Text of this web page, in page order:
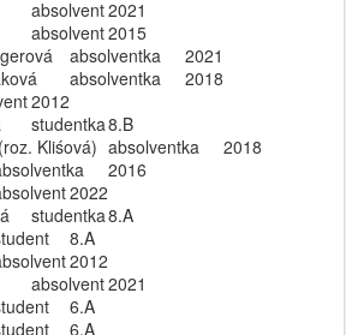
absolvent2021
absolvent2015
absolventka
2021
absolventka
2018
2012
studentka8.B
Kliśová) absolventka
2018
2016
2022
studentka8.A
8.A
2012
absolvent2021
6.A
6.A